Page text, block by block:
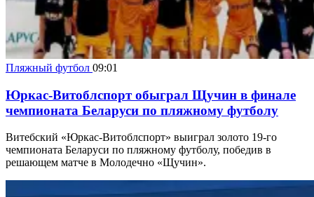
Пляжный футбол 09:01
Юркас-Витоблспорт обыграл Щучин в финале
чемпионата Беларуси по пляжному футболу
Витебский «Юркас-Витоблспорт» выиграл золото 19-го
чемпионата Беларуси по пляжному футболу, победив в
решающем матче в Молодечно «Щучин».